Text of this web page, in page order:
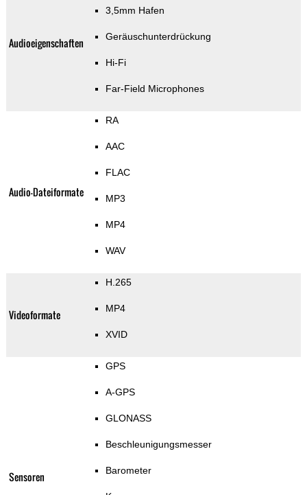
Audioeigenschaften
3,5mm Hafen
Geräuschunterdrückung
Hi-Fi
Far-Field Microphones
Audio-Dateiformate
RA
AAC
FLAC
MP3
MP4
WAV
Videoformate
H.265
MP4
XVID
Sensoren
GPS
A-GPS
GLONASS
Beschleunigungsmesser
Barometer